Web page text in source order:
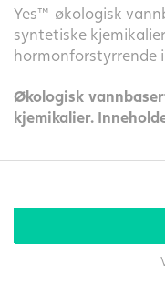
Yes™ økologisk
syntetiske
hormonforstyrrende
Økologisk
kjemikalier.